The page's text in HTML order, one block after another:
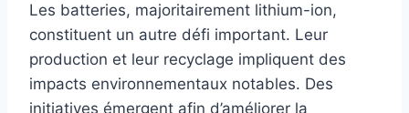
Les batteries, majoritairement lithium-ion,
constituent un autre défi important. Leur
production et leur recyclage impliquent des
impacts environnementaux notables. Des
initiatives émergent afin d’améliorer la